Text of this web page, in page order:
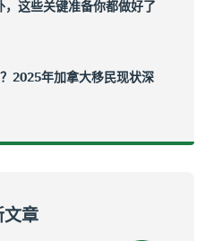
这些关键准备你都做好了
2025年加拿大移民现状深
文章